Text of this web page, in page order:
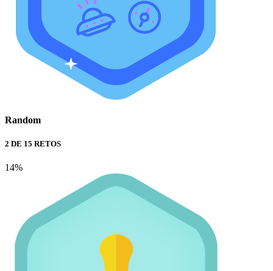
Random
2 DE 15 RETOS
14%